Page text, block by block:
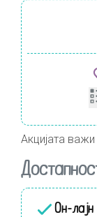
Акцијата
Он-лајн